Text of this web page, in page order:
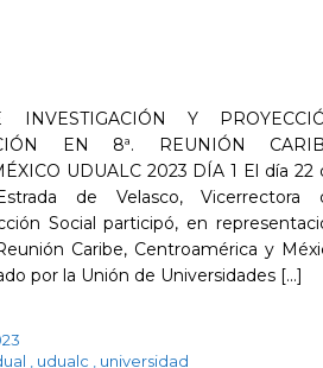
INVESTIGACIÓN Y
EN 8ª. REUNIÓN
UDUALC 2023 DÍA 1 El día 22
de Velasco, Vicerrectora
Social participó, en
Caribe, Centroamérica y
por la Unión de Universidades [...]
udualc universidad